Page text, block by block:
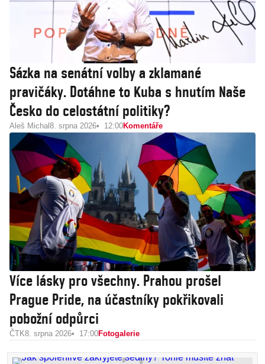
Sázka na senátní volby a zklamané
pravičáky. Dotáhne to Kuba s hnutím Naše
Česko do celostátní politiky?
Aleš Michal 8. srpna 2026 12:00Komentáře
Více lásky pro všechny. Prahou prošel
Prague Pride, na účastníky pokřikovali
pobožní odpůrci
ČTK8. srpna 2026 17:00Fotogalerie